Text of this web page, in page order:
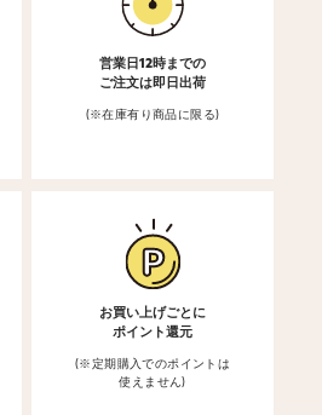
営業日12時までの
ご注文は即日出荷
(※在庫有り商品に限る)
お買い上げごとに
ポイント還元
(※定期購入でのポイントは
使えません)